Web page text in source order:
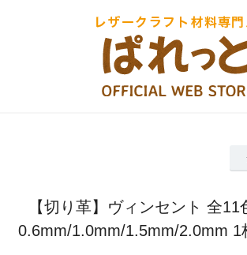
【切り革】ヴィンセント 全
0.6mm/1.0mm/1.5mm/2.0mm 1